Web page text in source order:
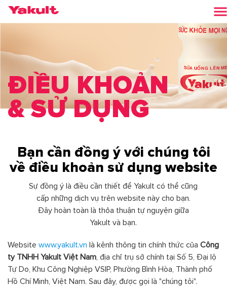
ĐIỀU KHOẢN
& SỬ DỤNG
Bạn cần đồng ý với chúng tôi
về điều khoản sử dụng website
Sự đồng ý là điều cần thiết để Yakult có thể cũng
cấp những dịch vụ trên website này cho bạn.
Đây hoàn toàn là thỏa thuận tự nguyện giữa
Yakult và bạn.
Website www.yakult.vn là kênh thông tin chính thức của Công
ty TNHH Yakult Việt Nam, địa chỉ trụ sở chính tại Số 5, Đại lộ
Tự Do, Khu Công Nghiệp VSIP, Phường Bình Hòa, Thành phố
Hồ Chí Minh, Việt Nam. Sau đây, được gọi là "chúng tôi".